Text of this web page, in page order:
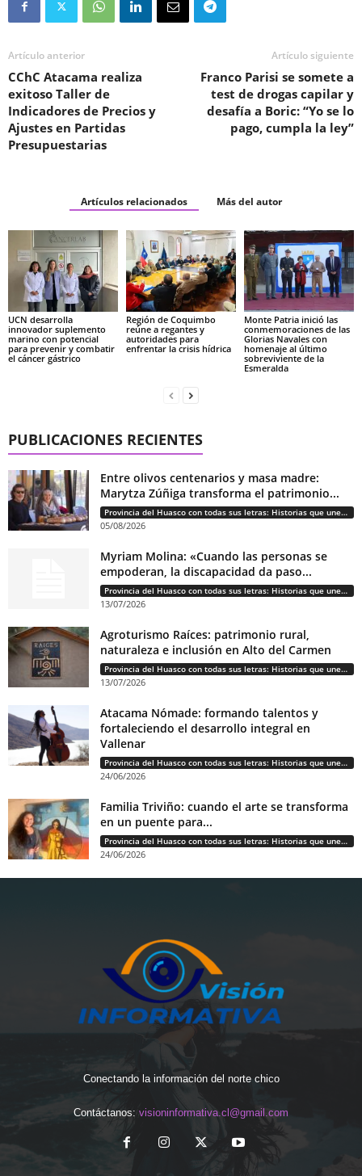
Artículo anterior
CChC Atacama realiza
exitoso Taller de
Indicadores de Precios y
Ajustes en Partidas
Presupuestarias
Artículo siguiente
Franco Parisi se somete a
test de drogas capilar y
desafía a Boric: “Yo se lo
pago, cumpla la ley”
Artículos relacionados Más del autor
UCN desarrolla
innovador suplemento
marino con potencial
para prevenir y combatir
el cáncer gástrico
Región de Coquimbo
reúne a regantes y
autoridades para
enfrentar la crisis hídrica
Monte Patria inició las
conmemoraciones de las
Glorias Navales con
homenaje al último
sobreviviente de la
Esmeralda
PUBLICACIONES RECIENTES
Entre olivos centenarios y masa madre:
Marytza Zúñiga transforma el patrimonio...
Provincia del Huasco con todas sus letras: Historias que unen cultura, diversidad e identidad
05/08/2026
Myriam Molina: «Cuando las personas se
empoderan, la discapacidad da paso...
Provincia del Huasco con todas sus letras: Historias que unen cultura, diversidad e identidad
13/07/2026
Agroturismo Raíces: patrimonio rural,
naturaleza e inclusión en Alto del Carmen
Provincia del Huasco con todas sus letras: Historias que unen cultura, diversidad e identidad
13/07/2026
Atacama Nómade: formando talentos y
fortaleciendo el desarrollo integral en
Vallenar
Provincia del Huasco con todas sus letras: Historias que unen cultura, diversidad e identidad
24/06/2026
Familia Triviño: cuando el arte se transforma
en un puente para...
Provincia del Huasco con todas sus letras: Historias que unen cultura, diversidad e identidad
24/06/2026
Conectando la información del norte chico
Contáctanos: visioninformativa.cl@gmail.com